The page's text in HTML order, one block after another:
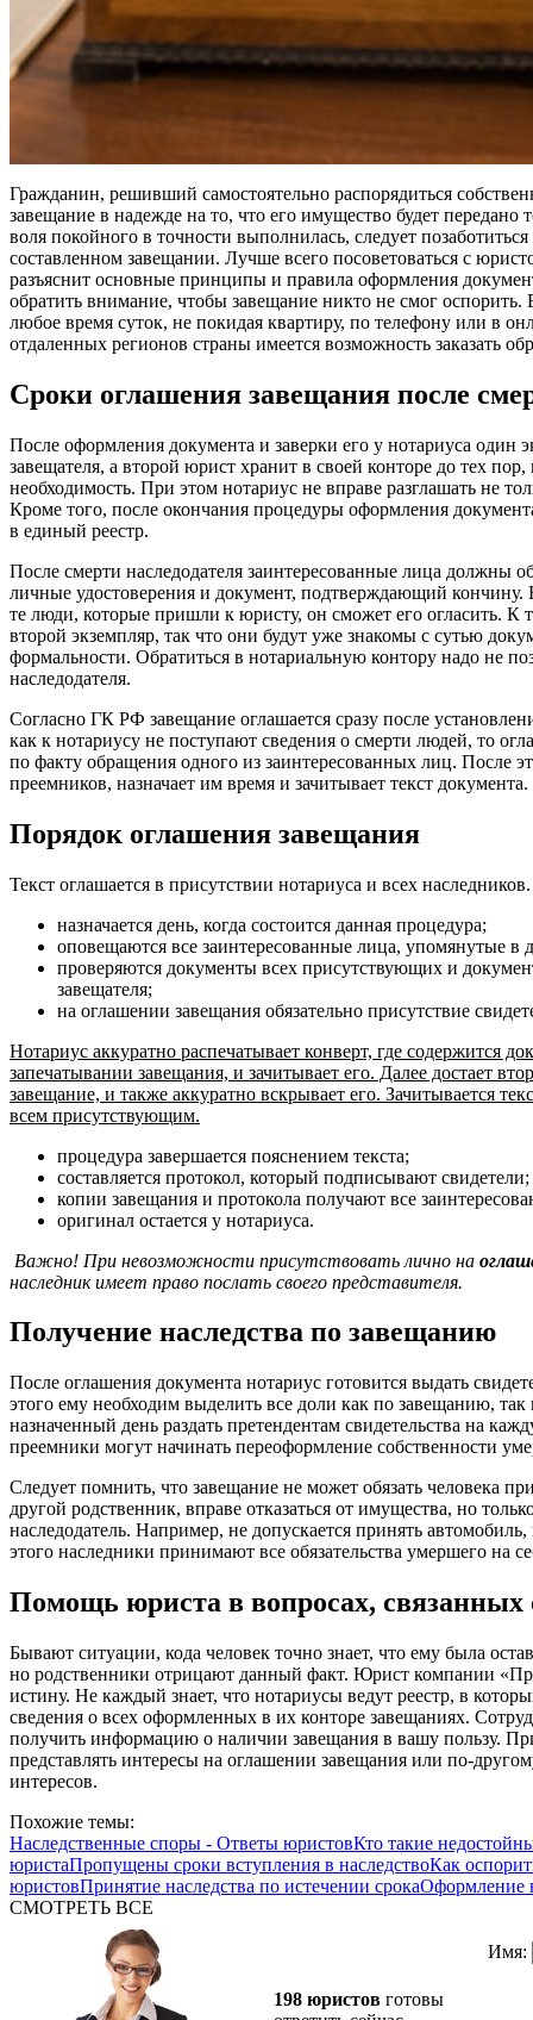
Гражданин, решивший самостоятельно распорядиться
завещание в надежде на то, что его имущество будет передано
воля покойного в точности выполнилась, следует
составленном завещании. Лучше всего посоветоваться с
разъяснит основные принципы и правила оформления
обратить внимание, чтобы завещание никто не смог оспорить.
любое время суток, не покидая квартиру, по телефону или в
отдаленных регионов страны имеется возможность заказать
Сроки оглашения завещания после
После оформления документа и заверки его у нотариуса один
завещателя, а второй юрист хранит в своей конторе до тех
необходимость. При этом нотариус не вправе разглашать не
Кроме того, после окончания процедуры оформления
в единый реестр.
После смерти наследодателя заинтересованные лица должны
личные удостоверения и документ, подтверждающий
те люди, которые пришли к юристу, он сможет его огласить. К
второй экземпляр, так что они будут уже знакомы с сутью
формальности. Обратиться в нотариальную контору надо не
наследодателя.
Согласно ГК РФ завещание оглашается сразу после
как к нотариусу не поступают сведения о смерти людей, то
по факту обращения одного из заинтересованных лиц. После
преемников, назначает им время и зачитывает текст документа.
Порядок оглашения завещания
Текст оглашается в присутствии нотариуса и всех
назначается день, когда состоится данная процедура;
оповещаются все заинтересованные лица, упомянутые в
проверяются документы всех присутствующих и
завещателя;
на оглашении завещания обязательно присутствие
Нотариус аккуратно распечатывает конверт, где содержится
запечатывании завещания, и зачитывает его. Далее достает
завещание, и также аккуратно вскрывает его. Зачитывается
всем присутствующим.
процедура завершается пояснением текста;
составляется протокол, который подписывают свидетели;
копии завещания и протокола получают все
оригинал остается у нотариуса.
Важно! При невозможности присутствовать лично на
наследник имеет право послать своего представителя.
Получение наследства по завещанию
После оглашения документа нотариус готовится выдать
этого ему необходим выделить все доли как по завещанию,
назначенный день раздать претендентам свидетельства на
преемники могут начинать переоформление собственности
Следует помнить, что завещание не может обязать человека
другой родственник, вправе отказаться от имущества, но
наследодатель. Например, не допускается принять
этого наследники принимают все обязательства умершего на
Помощь юриста в вопросах, связанных
Бывают ситуации, кода человек точно знает, что ему была
но родственники отрицают данный факт. Юрист компании
истину. Не каждый знает, что нотариусы ведут реестр, в
сведения о всех оформленных в их конторе завещаниях.
получить информацию о наличии завещания в вашу пользу.
представлять интересы на оглашении завещания или по-
интересов.
Похожие темы:
Наследственные споры - Ответы юристовКто такие
юристаПропущены сроки вступления в наследствоКак
юристовПринятие наследства по истечении срокаОформление
СМОТРЕТЬ ВСЕ
198 юристов готовы
Имя: